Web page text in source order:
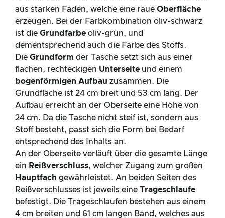
aus starken Fäden, welche eine raue Oberfläche
erzeugen. Bei der Farbkombination oliv-schwarz
ist die Grundfarbe oliv-grün, und
dementsprechend auch die Farbe des Stoffs.
Die Grundform der Tasche setzt sich aus einer
flachen, rechteckigen Unterseite und einem
bogenförmigen Aufbau zusammen. Die
Grundfläche ist 24 cm breit und 53 cm lang. Der
Aufbau erreicht an der Oberseite eine Höhe von
24 cm. Da die Tasche nicht steif ist, sondern aus
Stoff besteht, passt sich die Form bei Bedarf
entsprechend des Inhalts an.
An der Oberseite verläuft über die gesamte Länge
ein Reißverschluss, welcher Zugang zum großen
Hauptfach gewährleistet. An beiden Seiten des
Reißverschlusses ist jeweils eine Trageschlaufe
befestigt. Die Trageschlaufen bestehen aus einem
4 cm breiten und 61 cm langen Band, welches aus